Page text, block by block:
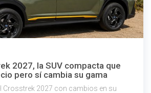
2027, la SUV compacta que
pero sí cambia su gama
Crosstrek 2027 con cambios en su